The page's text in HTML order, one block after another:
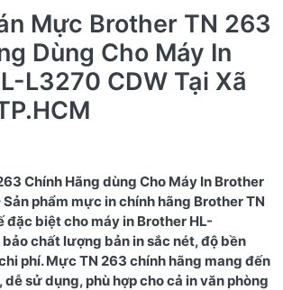
Mực Brother TN 263
Dùng Cho Máy In
L3270 CDW Tại Xã
Chính Hãng dùng Cho Máy In Brother
Sản phẩm mực in chính hãng Brother TN
biệt cho máy in Brother HL-
chất lượng bản in sắc nét, độ bền
phí. Mực TN 263 chính hãng mang đến
dễ sử dụng, phù hợp cho cả in văn phòng